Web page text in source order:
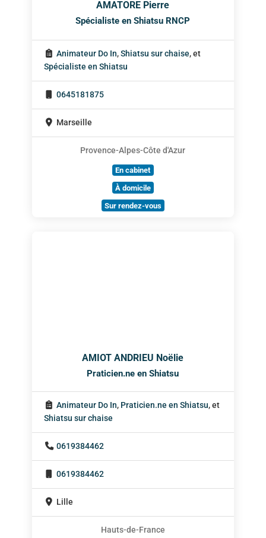
AMATORE Pierre
Spécialiste en Shiatsu RNCP
Animateur Do In,Shiatsu sur chaise, et
Spécialiste en Shiatsu
0645181875
Marseille
Provence-Alpes-Côte d'Azur
En cabinet
À domicile
Sur rendez-vous
AMIOT ANDRIEU Noëlie
Praticien.ne en Shiatsu
Animateur Do In, Praticien.ne en Shiatsu, et
Shiatsu sur chaise
0619384462
0619384462
Lille
Hauts-de-France